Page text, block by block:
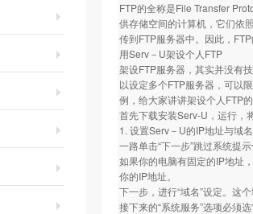
FTP的全称是File Transfer
供存储空间的计算机，它们依
传到FTP服务器中。因此，
用Serv－U架设个人FTP
架设FTP服务器，其实并没有
以设定多个FTP服务器，可以
例，给大家讲讲架设个人FTP
首先下载安装Serv-U，运行，
1. 设置Serv－U的IP地址与域名
一路单击“下一步”跳过系统提
如果你的电脑有固定的IP地址
你的IP地址。
下一步，进行“域名”设定。这
接下来的“系统服务”选项必须